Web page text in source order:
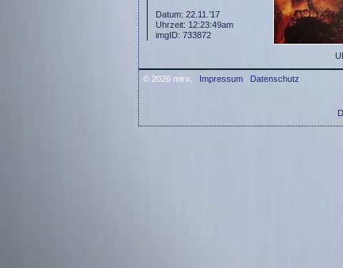
Datum: 22.11.’17
Uhrzeit: 12:23:49am
imgID: 733872
© 2026 miro. Impressum Datenschutz